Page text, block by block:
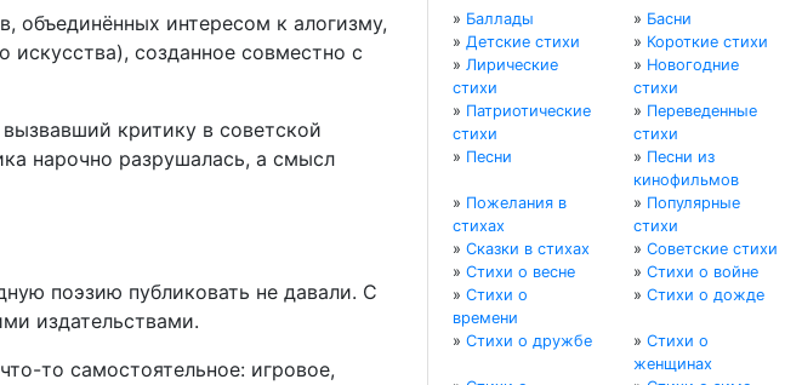
объединённых интересом к алогизму,
созданное совместно с
критику в советской
нарочно разрушалась, а смысл
поэзию публиковать не давали. С
издательствами.
то самостоятельное: игровое,
» Баллады » Басни
» Детские стихи » Короткие стихи
» Лирические
стихи
» Новогодние
стихи
» Патриотические
стихи
» Переведенные
стихи
» Песни » Песни из
кинофильмов
» Пожелания в
стихах
» Популярные
стихи
» Сказки в стихах » Советские стихи
» Стихи о весне » Стихи о войне
» Стихи о
времени
» Стихи о дожде
» Стихи о дружбе » Стихи о
женщинах